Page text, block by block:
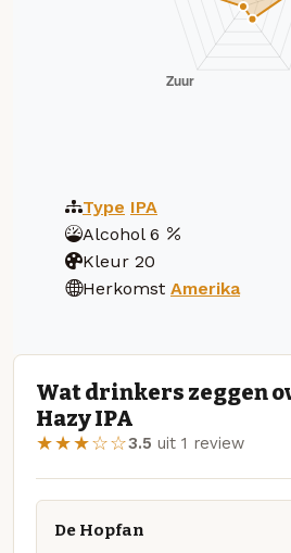
Type IPA
Alcohol 6
Kleur 20
Herkomst Amerika
Wat drinkers zeggen
Hazy IPA
★★★☆☆3.5 uit 1 review
De Hopfan